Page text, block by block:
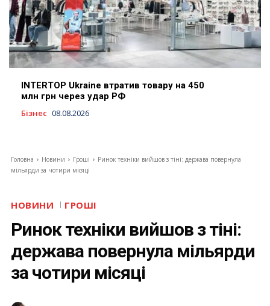
INTERTOP Ukraine втратив товару на 450
млн грн через удар РФ
Бізнес 08.08.2026